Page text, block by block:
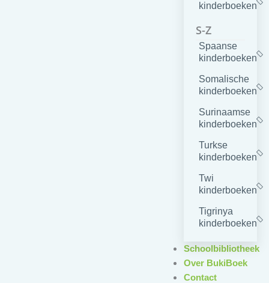
kinderboeken
S-Z
Spaanse
kinderboeken
Somalische
kinderboeken
Surinaamse
kinderboeken
Turkse
kinderboeken
Twi
kinderboeken
Tigrinya
kinderboeken
Schoolbibliotheek
Over BukiBoek
Contact